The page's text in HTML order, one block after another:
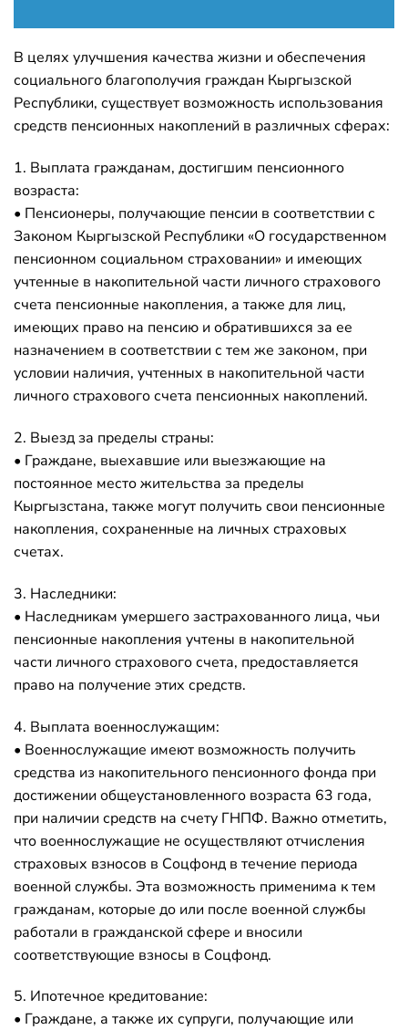
В целях улучшения качества жизни и обеспечения
социального благополучия граждан Кыргызской
Республики, существует возможность использования
средств пенсионных накоплений в различных сферах:
1. Выплата гражданам, достигшим пенсионного
возраста:
• Пенсионеры, получающие пенсии в соответствии с
Законом Кыргызской Республики «О государственном
пенсионном социальном страховании» и имеющих
учтенные в накопительной части личного страхового
счета пенсионные накопления, а также для лиц,
имеющих право на пенсию и обратившихся за ее
назначением в соответствии с тем же законом, при
условии наличия, учтенных в накопительной части
личного страхового счета пенсионных накоплений.
2. Выезд за пределы страны:
• Граждане, выехавшие или выезжающие на
постоянное место жительства за пределы
Кыргызстана, также могут получить свои пенсионные
накопления, сохраненные на личных страховых
счетах.
3. Наследники:
• Наследникам умершего застрахованного лица, чьи
пенсионные накопления учтены в накопительной
части личного страхового счета, предоставляется
право на получение этих средств.
4. Выплата военнослужащим:
• Военнослужащие имеют возможность получить
средства из накопительного пенсионного фонда при
достижении общеустановленного возраста 63 года,
при наличии средств на счету ГНПФ. Важно отметить,
что военнослужащие не осуществляют отчисления
страховых взносов в Соцфонд в течение периода
военной службы. Эта возможность применима к тем
гражданам, которые до или после военной службы
работали в гражданской сфере и вносили
соответствующие взносы в Соцфонд.
5. Ипотечное кредитование:
• Граждане, а также их супруги, получающие или